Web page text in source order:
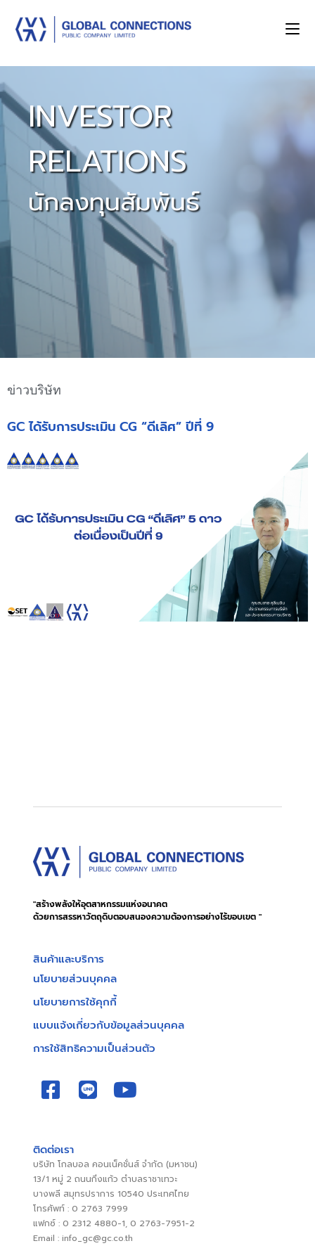
INVESTOR
RELATIONS
นักลงทุนสัมพันธ์
ข่าวบริษัท
GC ได้รับการประเมิน CG “ดีเลิศ” ปีที่ 9
"สร้างพลังให้อุตสาหกรรมแห่งอนาคต
ด้วยการสรรหาวัตถุดิบตอบสนองความต้องการอย่างไร้ขอบเขต "
สินค้าและบริการ
นโยบายส่วนบุคคล
นโยบายการใช้คุกกี้
แบบแจ้งเกี่ยวกับข้อมูลส่วนบุคคล
การใช้สิทธิความเป็นส่วนตัว
ติดต่อเรา
บริษัท โกลบอล คอนเน็คชั่นส์ จำกัด (มหาชน)
13/1 หมู่ 2 ถนนกิ่งแก้ว ตำบลราชาเทวะ
บางพลี สมุทรปราการ 10540 ประเทศไทย
โทรศัพท์ : 0 2763 7999
แฟกซ์ : 0 2312 4880-1, 0 2763-7951-2
Email : info_gc@gc.co.th